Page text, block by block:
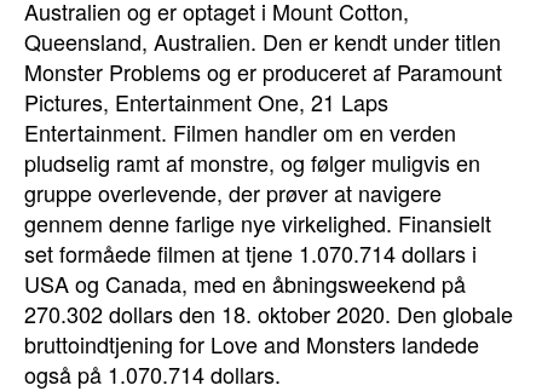
Australien og er optaget i Mount Cotton,
Queensland, Australien. Den er kendt under titlen
Monster Problems og er produceret af Paramount
Pictures, Entertainment One, 21 Laps
Entertainment. Filmen handler om en verden
pludselig ramt af monstre, og følger muligvis en
gruppe overlevende, der prøver at navigere
gennem denne farlige nye virkelighed. Finansielt
set formåede filmen at tjene 1.070.714 dollars i
USA og Canada, med en åbningsweekend på
270.302 dollars den 18. oktober 2020. Den globale
bruttoindtjening for Love and Monsters landede
også på 1.070.714 dollars.